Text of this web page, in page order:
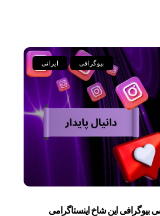
ایرانی بیوگرافی
بیوگرافی این شاخ اینستاگرامی